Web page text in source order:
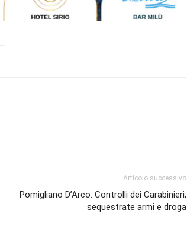
Articolo successivo
Pomigliano D’Arco: Controlli dei Carabinieri,
sequestrate armi e droga